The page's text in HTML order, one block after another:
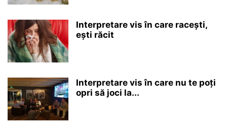
Interpretare vis în care racești,
ești răcit
Interpretare vis în care nu te poți
opri să joci la...